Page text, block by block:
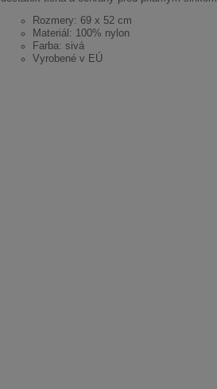
Rozmery: 69 x 52 cm
Materiál: 100% nylon
Farba: sivá
Vyrobené v EÚ